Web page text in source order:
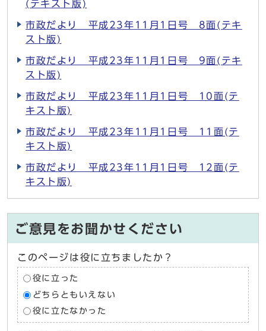
(テキスト版)
市政だより 平成23年11月1日号 8面(テキ
スト版)
市政だより 平成23年11月1日号 9面(テキ
スト版)
市政だより 平成23年11月1日号 10面(テ
キスト版)
市政だより 平成23年11月1日号 11面(テ
キスト版)
市政だより 平成23年11月1日号 12面(テ
キスト版)
ご意見をお聞かせください
このページは役に立ちましたか？
役に立った
どちらともいえない
役に立たなかった